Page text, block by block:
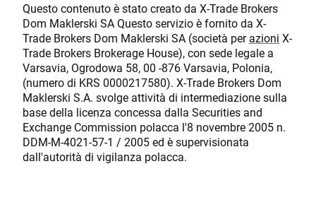
Questo contenuto è stato creato da X-Trade Brokers
Dom Maklerski SA Questo servizio è fornito da X-
Trade Brokers Dom Maklerski SA (società perazioni X-
Trade Brokers Brokerage House), con sede legale a
Varsavia, Ogrodowa 58, 00 -876 Varsavia, Polonia,
(numero di KRS 0000217580). X-Trade Brokers Dom
Maklerski S.A. svolge attività di intermediazione sulla
base della licenza concessa dalla Securities and
Exchange Commission polacca l'8 novembre 2005 n.
DDM-M-4021-57-1 / 2005 ed è supervisionata
dall'autorità di vigilanza polacca.